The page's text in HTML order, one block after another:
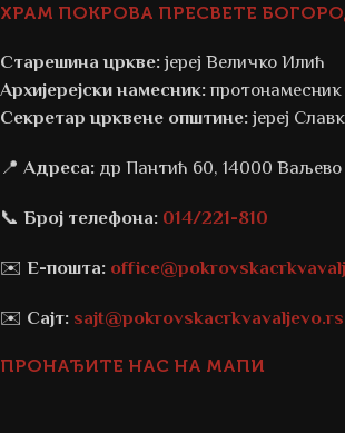
ХРАМ ПОКРОВА ПРЕСВЕТЕ
Старешина цркве:јереј Величко Илић
Архијерејски намесник:
Секретар црквене општине:јереј
📍 Адреса: др Пантић 60, 14000 Ваљево
📞 Број телефона: 014/221-810
✉️ Е-пошта:
✉️ Сајт: sajt@pokrovskacrkvavaljevo.rs
ПРОНАЂИТЕ НАС НА МАПИ